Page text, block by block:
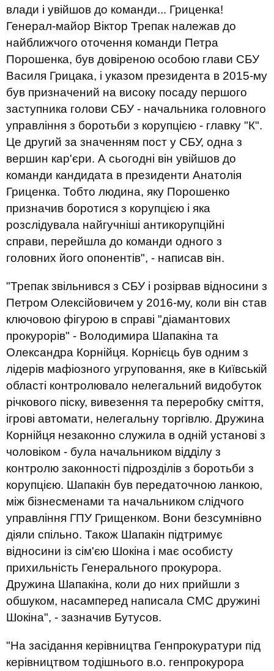
влади і увійшов до команди... Гриценка!
Генерал-майор Віктор Трепак належав до
найближчого оточення команди Петра
Порошенка, був довіреною особою глави СБУ
Василя Грицака, і указом президента в 2015-му
був призначений на високу посаду першого
заступника голови СБУ - начальника головного
управління з боротьби з корупцією - главку "К".
Це другий за значенням пост у СБУ, одна з
вершин кар'єри. А сьогодні він увійшов до
команди кандидата в президенти Анатолія
Гриценка. Тобто людина, яку Порошенко
призначив боротися з корупцією і яка
розслідувала найгучніші антикорупційні
справи, перейшла до команди одного з
головних його опонентів", - написав він.
"Трепак звільнився з СБУ і розірвав відносини з
Петром Олексійовичем у 2016-му, коли він став
ключовою фігурою в справі "діамантових
прокурорів" - Володимира Шапакіна та
Олександра Корнійця. Корнієць був одним з
лідерів мафіозного угруповання, яке в Київській
області контролювало нелегальний видобуток
річкового піску, вивезення та переробку сміття,
ігрові автомати, нелегальну торгівлю. Дружина
Корнійця незаконно служила в одній установі з
чоловіком - була начальником відділу з
контролю законності підрозділів з боротьби з
корупцією. Шапакін був передаточною ланкою,
між бізнесменами та начальником слідчого
управління ГПУ Грищенком. Вони безсумнівно
діяли спільно. Також Шапакін підтримує
відносини із сім'єю Шокіна і має особисту
прихильність Генерального прокурора.
Дружина Шапакіна, коли до них прийшли з
обшуком, насамперед написала СМС дружині
Шокіна", - зазначив Бутусов.
"На засідання керівництва Генпрокуратури під
керівництвом тодішнього в.о. генпрокурора